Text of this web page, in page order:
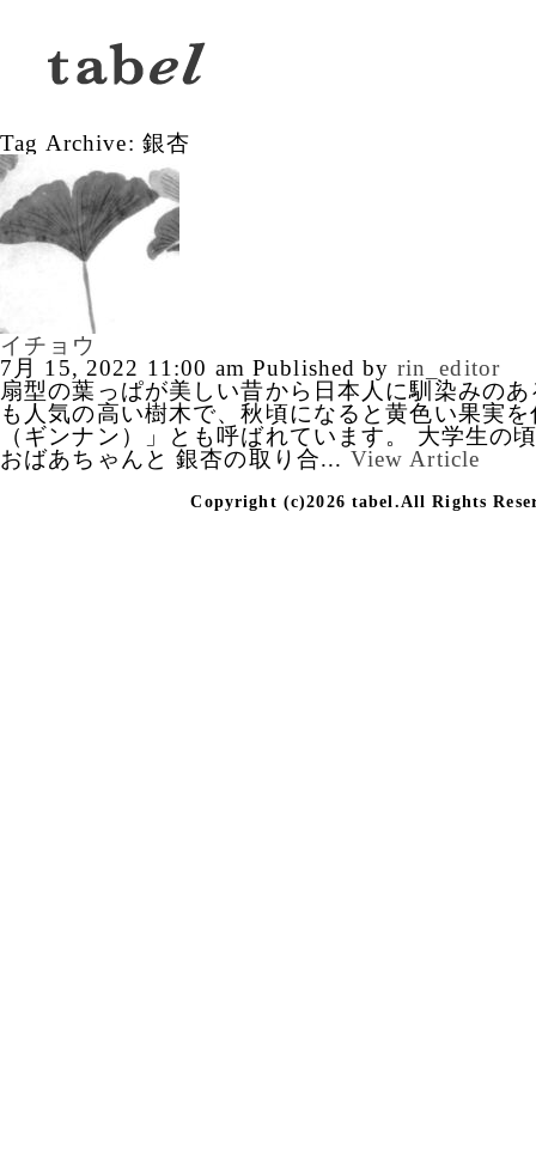
Tag Archive: 銀杏
イチョウ
7月 15, 2022 11:00 am Published by rin_editor
扇型の葉っぱが美しい昔から日本人に馴染みの
も人気の高い樹木で、秋頃になると黄色い果実
（ギンナン）」とも呼ばれています。 大学生の
おばあちゃんと 銀杏の取り合... View Article
Copyright (c)2026 tabel.All Rights